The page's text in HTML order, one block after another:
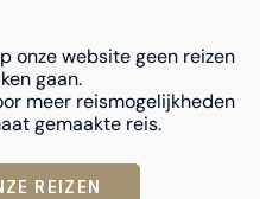
onze website geen reizen
gaan.
meer reismogelijkheden
gemaakte reis.
REIZEN